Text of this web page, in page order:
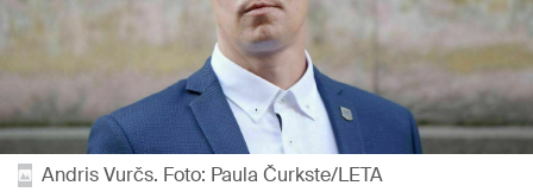
Andris Vurčs. Foto: Paula Čurkste/LETA